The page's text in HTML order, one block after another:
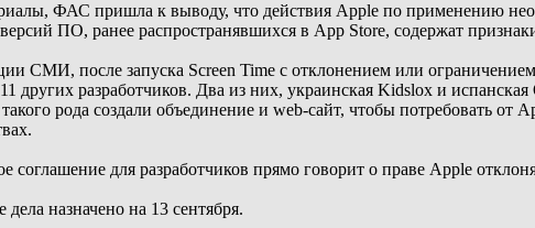
ФАС пришла к выводу, что действия Apple по применению
ПО, ранее распространявшихся в App Store, содержат
СМИ, после запуска Screen Time с отклонением или
других разработчиков. Два из них, украинская Kidslox и
рода создали объединение и web-сайт, чтобы потребовать от
соглашение для разработчиков прямо говорит о праве Apple
дела назначено на 13 сентября.